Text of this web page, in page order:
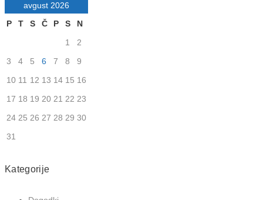
avgust 2026
P
T S Č P S
N
1
2
3
4 5 6 7 8
9
10 11 12 13 14 15 16
17 18 19 20 21 22 23
24 25 26 27 28 29 30
31
Kategorije